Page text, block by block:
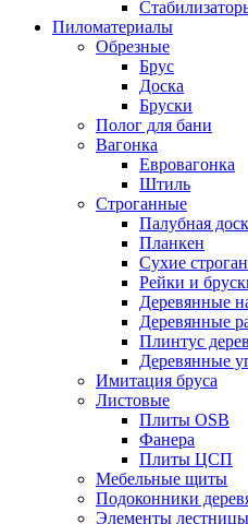
Пиломатериалы
Обрезные
Брус
Доска
Бруски
Полог для бани
Вагонка
Евровагонка
Штиль
Строганные
Палубная
Планкен
Сухие
Рейки и
Деревянные
Деревянные
Плинтус
Деревянные
Имитация бруса
Листовые
Плиты OSB
Фанера
Плиты ЦСП
Мебельные щиты
Подоконники
Элементы лестницы